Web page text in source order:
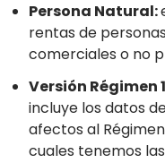
Persona Natural:
rentas de
comerciales o no
Versión Régimen
incluye los datos
afectos al
cuales tenemos